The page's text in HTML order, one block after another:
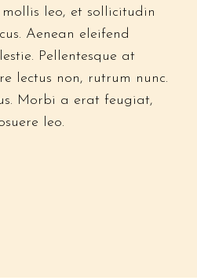
leo, et sollicitudin
Aenean eleifend
Pellentesque at
lectus non, rutrum nunc.
Morbi a erat feugiat,
leo.